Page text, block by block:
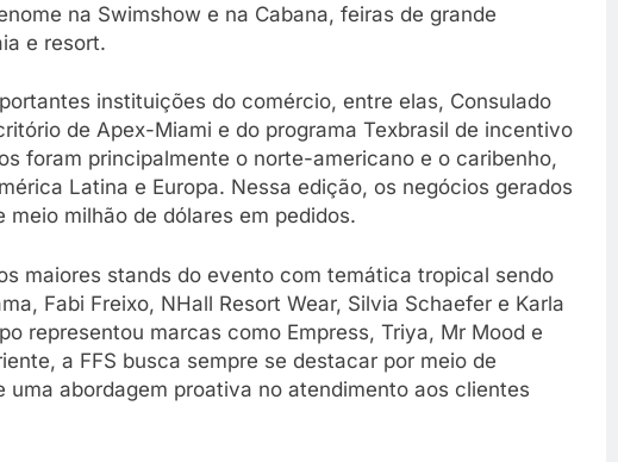
na Swimshow e na Cabana, feiras de grande
e resort.
instituições do comércio, entre elas, Consulado
de Apex-Miami e do programa Texbrasil de incentivo
foram principalmente o norte-americano e o caribenho,
Latina e Europa. Nessa edição, os negócios gerados
milhão de dólares em pedidos.
maiores stands do evento com temática tropical sendo
Fabi Freixo, NHall Resort Wear, Silvia Schaefer e Karla
representou marcas como Empress, Triya, Mr Mood e
a FFS busca sempre se destacar por meio de
uma abordagem proativa no atendimento aos clientes